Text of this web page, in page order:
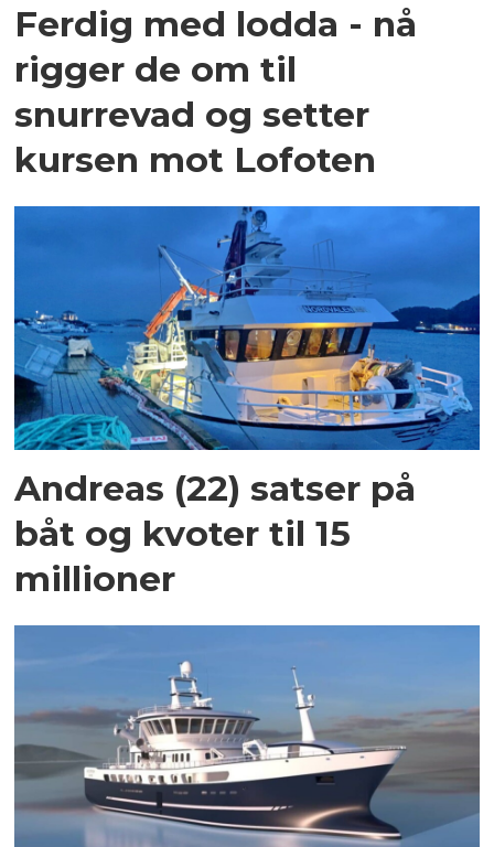
Ferdig med lodda - nå
rigger de om til
snurrevad og setter
kursen mot Lofoten
Andreas (22) satser på
båt og kvoter til 15
millioner